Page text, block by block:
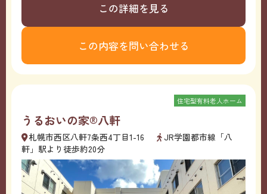
この詳細を見る
この内容を問い合わせる
うるおいの家®八軒
住宅型有料老人ホーム
札幌市西区八軒7条西4丁目1-16
JR学園都市線「八
軒」駅より徒歩約20分